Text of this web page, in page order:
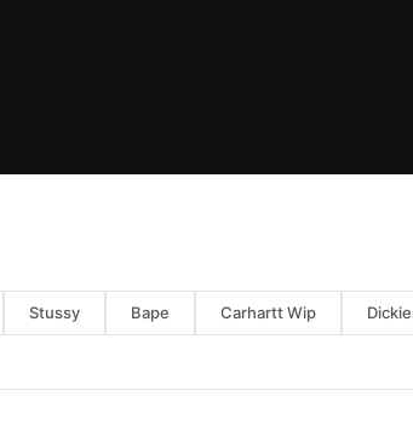
Stussy Bape Carhartt Wip